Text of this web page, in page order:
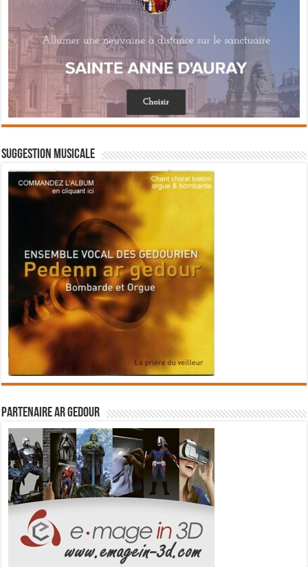
Suggestion musicale
Partenaire Ar Gedour